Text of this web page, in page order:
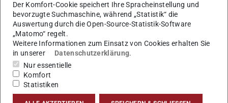
Der Komfort-Cookie speichert Ihre Spracheinstellung und
bevorzugte Suchmaschine, während „Statistik“ die
Auswertung durch die Open-Source-Statistik-Software
„Matomo“ regelt.
Weitere Informationen zum Einsatz von Cookies erhalten Sie
in unserer
Datenschutzerklärung.
Nur essentielle
Komfort
Statistiken